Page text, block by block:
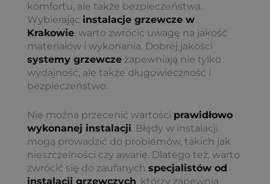
komfortu, ale także bezpieczeństwa.
Wybierając instalacje grzewcze w
Krakowie, warto zwrócić uwagę na jakość
materiałów i wykonania. Dobrej jakości
systemy grzewcze zapewniają nie tylko
wydajność, ale także długowieczność i
bezpieczeństwo.
Nie można przecenić wartości prawidłowo
wykonanej instalacji. Błędy w instalacji
mogą prowadzić do problemów, takich jak
nieszczelności czy awarie. Dlatego też, warto
zwrócić się do zaufanych specjalistów od
instalacji grzewczych, którzy zapewnią